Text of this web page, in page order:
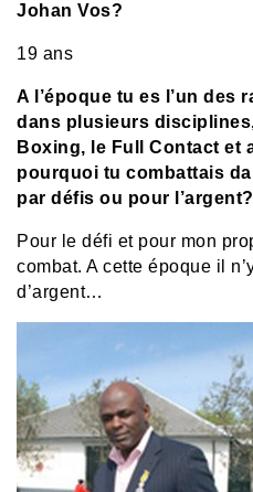
Johan Vos?
19 ans
A l’époque tu es l’un des
dans plusieurs
Boxing, le Full Contact et
pourquoi tu combattais
par défis ou pour l’argent?
Pour le défi et pour mon
combat. A cette époque il
d’argent…